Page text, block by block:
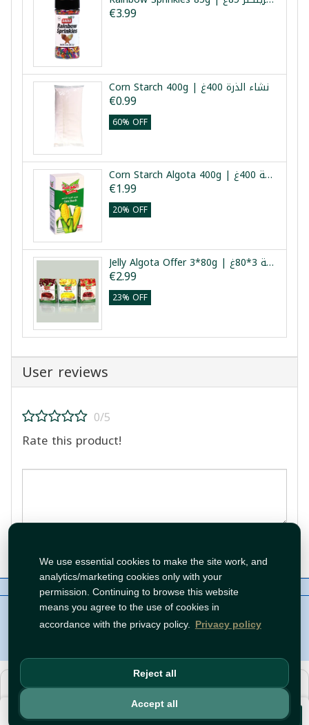
We use essential cookies to make the site work, and
analytics/marketing cookies only with your
permission. Continuing to browse this website
means you agree to the use of cookies in
accordance with the privacy policy. Privacy policy
Reject all
Accept all
€1.99 Add to Cart
€3.99
Corn Starch 400g | نشاء الذرة 400غ
€0.99
60% OFF
Corn Starch Algota 400g | نشاء الذرة الغوطة 400غ
€1.99
20% OFF
Jelly Algota Offer 3*80g | عرض جيليه الغوطة 3*80غ
€2.99
23% OFF
User reviews
0/5
Rate this product!
Contact Policies
Copyright© Tawfeer 2018-2026
هذا متجر جملة. الأسعار وميزات الشراء متاحة فقط للحساباتالمسجّلة
والمفعّلة
سجّل دخولأوافتح حساب .